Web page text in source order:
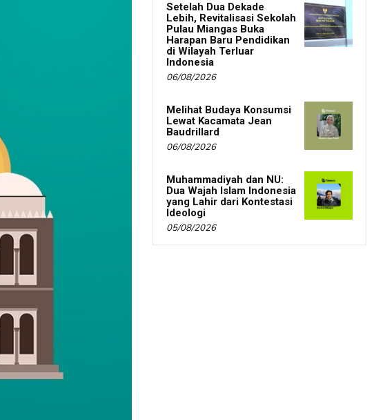
Setelah Dua Dekade
Lebih, Revitalisasi Sekolah
Pulau Miangas Buka
Harapan Baru Pendidikan
di Wilayah Terluar
Indonesia
06/08/2026
Melihat Budaya Konsumsi
Lewat Kacamata Jean
Baudrillard
06/08/2026
Muhammadiyah dan NU:
Dua Wajah Islam Indonesia
yang Lahir dari Kontestasi
Ideologi
05/08/2026